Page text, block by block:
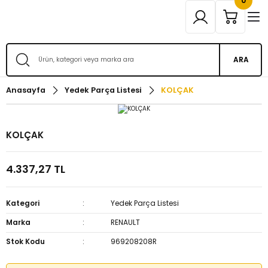
ARA
Anasayfa Yedek Parça Listesi KOLÇAK
KOLÇAK
4.337,27 TL
Kategori
Yedek Parça Listesi
Marka
RENAULT
Stok Kodu
969208208R